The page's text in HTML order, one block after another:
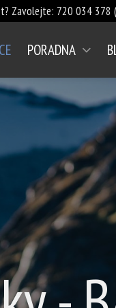
Zavolejte: 720 034 378
PORADNA